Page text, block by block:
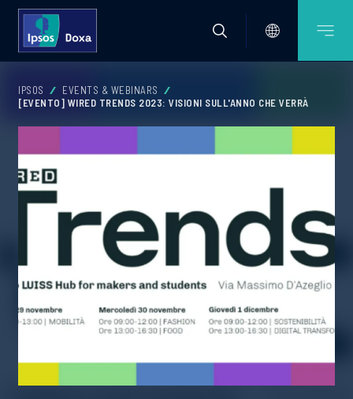
IPSOS
EVENTS & WEBINARS
[EVENTO] WIRED TRENDS 2023: VISIONI SULL'ANNO CHE VERRÀ